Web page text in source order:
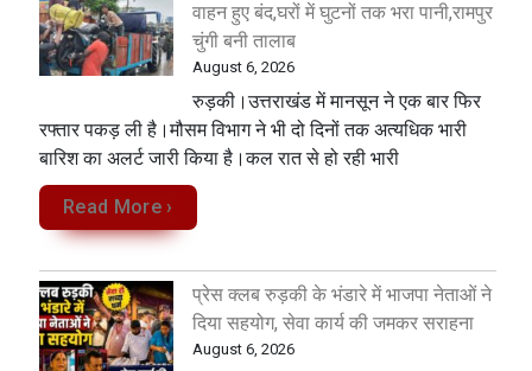
वाहन हुए बंद,घरों में घुटनों तक भरा पानी,रामपुर
चुंगी बनी तालाब
August 6, 2026
रुड़की।उत्तराखंड में मानसून ने एक बार फिर
रफ्तार पकड़ ली है।मौसम विभाग ने भी दो दिनों तक अत्यधिक भारी
बारिश का अलर्ट जारी किया है।कल रात से हो रही भारी
Read More ›
प्रेस क्लब रुड़की के भंडारे में भाजपा नेताओं ने
दिया सहयोग, सेवा कार्य की जमकर सराहना
August 6, 2026